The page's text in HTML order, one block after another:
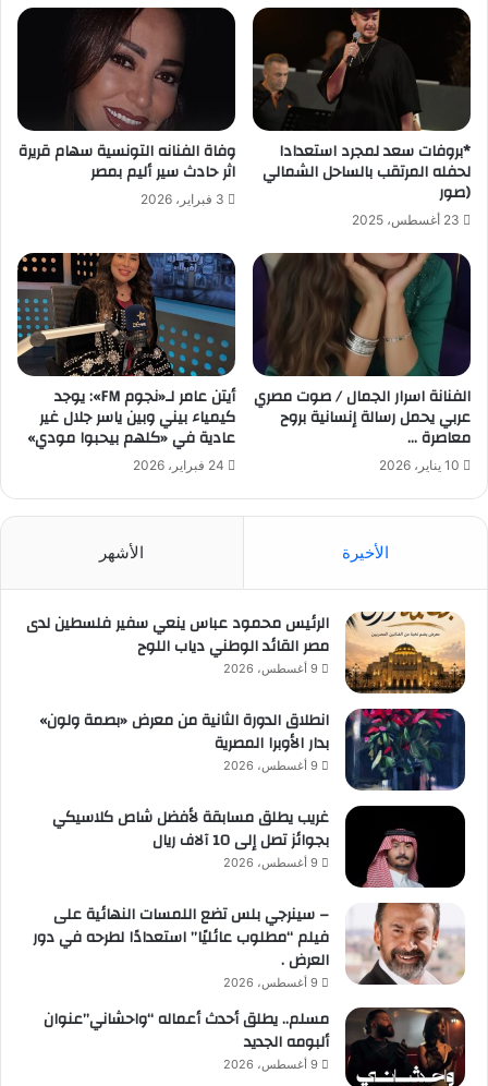
*بروفات سعد لمجرد استعدادا
لحفله المرتقب بالساحل الشمالي
(صور
23 أغسطس، 2025
وفاة الفنانه التونسية سهام قريرة
اثر حادث سير أليم بمصر
3 فبراير، 2026
الفنانة اسرار الجمال / صوت مصري
عربي يحمل رسالة إنسانية بروح
معاصرة …
10 يناير، 2026
أيتن عامر لـ«نجوم FM»: يوجد
كيمياء بيني وبين ياسر جلال غير
عادية في «كلهم بيحبوا مودي»
24 فبراير، 2026
الأخيرة الأشهر
الرئيس محمود عباس ينعي سفير فلسطين لدى
مصر القائد الوطني دياب اللوح
9 أغسطس، 2026
انطلاق الدورة الثانية من معرض «بصمة ولون»
بدار الأوبرا المصرية
9 أغسطس، 2026
غريب يطلق مسابقة لأفضل شاص كلاسيكي
بجوائز تصل إلى 10 آلاف ريال
9 أغسطس، 2026
– سينرجي بلس تضع اللمسات النهائية على
فيلم “مطلوب عائليًا” استعدادًا لطرحه في دور
العرض .
9 أغسطس، 2026
مسلم.. يطلق أحدث أعماله “واحشاني”عنوان
ألبومه الجديد
9 أغسطس، 2026